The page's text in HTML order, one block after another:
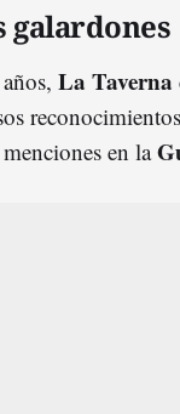
galardones
La
en la